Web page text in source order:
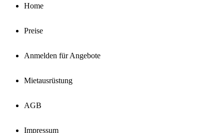
Home
Preise
Anmelden für Angebote
Mietausrüstung
AGB
Impressum